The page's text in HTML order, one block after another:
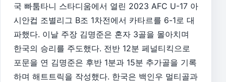
국 빠툼타니 스타디움에서 열린 2023 AFC U-17 아
시안컵 조별리그 B조 1차전에서 카타르를 6-1로 대
파했다. 이날 주장 김명준은 혼자 3골을 몰아치며
한국의 승리를 주도했다. 전반 12분 페널티킥으로
포문을 연 김명준은 후반 1분과 15분 추가골을 기록
하며 해트트릭을 작성했다. 한국은 백인우 멀티골과